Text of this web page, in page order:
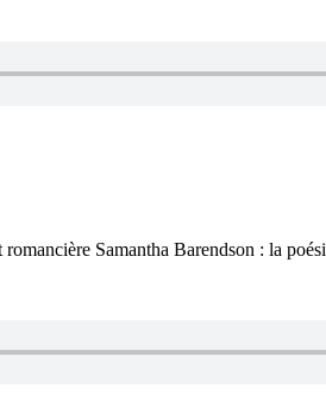
romancière Samantha Barendson : la